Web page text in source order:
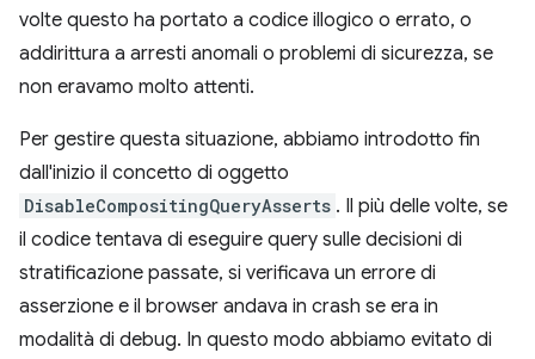
volte questo ha portato a codice illogico o errato, o
addirittura a arresti anomali o problemi di sicurezza, se
non eravamo molto attenti.
Per gestire questa situazione, abbiamo introdotto fin
dall'inizio il concetto di oggetto
DisableCompositingQueryAsserts . Il più delle volte, se
il codice tentava di eseguire query sulle decisioni di
stratificazione passate, si verificava un errore di
asserzione e il browser andava in crash se era in
modalità di debug. In questo modo abbiamo evitato di